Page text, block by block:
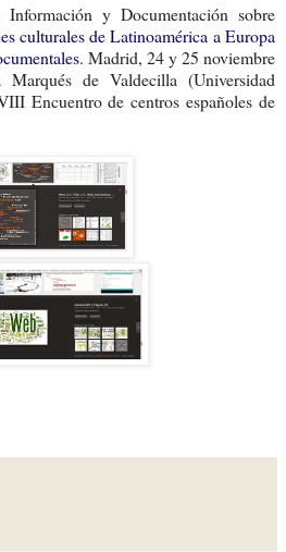
y Documentación sobre
culturales de Latinoamérica a Europa
. Madrid, 24 y 25 noviembre
de Valdecilla (Universidad
Encuentro de centros españoles de